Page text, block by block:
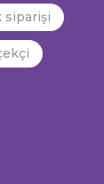
siparişi